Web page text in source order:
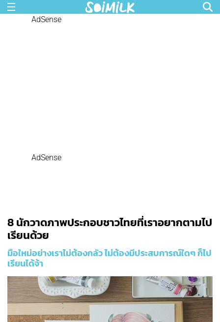
AdSense
AdSense
8 นักวาดภาพประกอบชาวไทยที่เราอยากตามไป
เรียนด้วย
มือใหม่อย่างเราไม่ต้องกลัว ไม่ต้องมีประสบการณ์ใดๆ ก็ไป
เรียนได้จ้า